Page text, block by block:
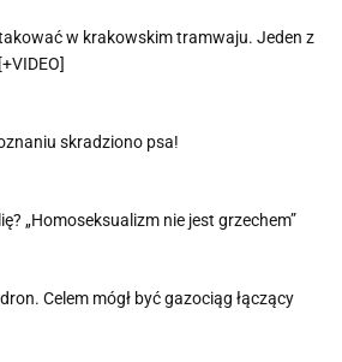
w krakowskim tramwaju. Jeden z
skradziono psa!
„Homoseksualizm nie jest grzechem”
Celem mógł być gazociąg łączący